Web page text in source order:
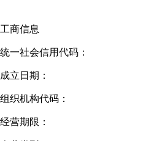
工商信息
统一社会信用代码：
成立日期：
组织机构代码：
经营期限：